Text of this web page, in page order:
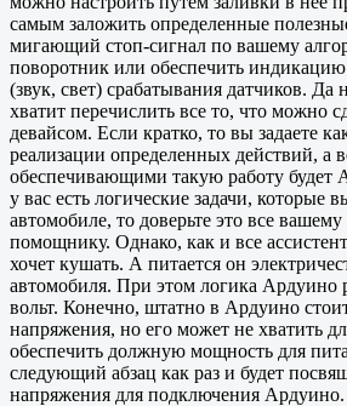
самым заложить определенные
мигающий стоп-сигнал по вашему
поворотник или обеспечить
(звук, свет) срабатывания датчиков. Да
хватит перечислить все то, что можно
девайсом. Если кратко, то вы задаете
реализации определенных действий, а
обеспечивающими такую работу будет
у вас есть логические задачи, которые
автомобиле, то доверьте это все
помощнику. Однако, как и все
хочет кушать. А питается он
автомобиля. При этом логика Ардуино
вольт. Конечно, штатно в Ардуино
напряжения, но его может не хватить
обеспечить должную мощность для
следующий абзац как раз и будет
напряжения для подключения Ардуино.